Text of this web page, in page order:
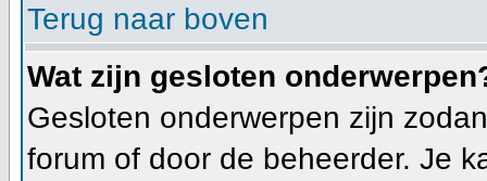
Terug naar boven
Wat zijn gesloten
Gesloten onderwerpen zijn
forum of door de beheerder. Je